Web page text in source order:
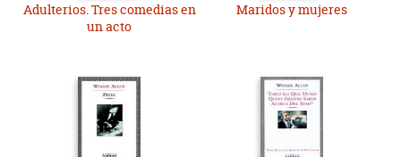
Adulterios. Tres comedias en
un acto
Maridos y mujeres